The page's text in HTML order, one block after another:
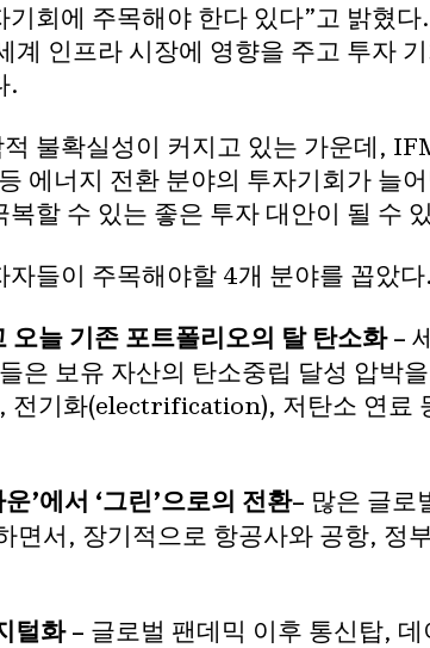
회에 주목해야 한다 있다”고 밝혔
계 인프라 시장에 영향을 주고 투자
.
불확실성이 커지고 있는 가운데,
에너지 전환 분야의 투자기회가 늘
할 수 있는 좋은 투자 대안이 될 수
자들이 주목해야할 4개 분야를 꼽았다.
늘 기존 포트폴리오의 탈 탄소화 –
은 보유 자산의 탄소중립 달성 압박
전기화(electrification), 저탄소 연료
’에서 ‘그린’으로의 전환– 많은 글로
면서, 장기적으로 항공사와 공항, 정
털화 – 글로벌 팬데믹 이후 통신탑,